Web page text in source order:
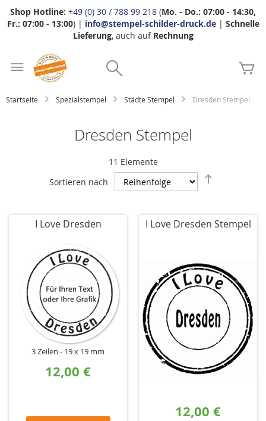
Shop Hotline: +49 (0) 30 / 788 99 218 (Mo. - Do.: 07:00 - 14:30,
Fr.: 07:00 - 13:00) | info@stempel-schilder-druck.de| Schnelle
Lieferung, auch auf Rechnung
Startseite Spezialstempel Städte Stempel Dresden Stempel
Dresden Stempel
11 Elemente
Sortieren nach
I Love Dresden
3 Zeilen 19 x 19 mm
12,00 €
I Love Dresden Stempel
12,00 €